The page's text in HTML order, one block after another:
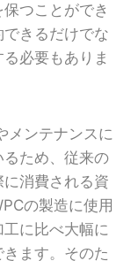
つことができ
きるだけでな
必要もありま
メンテナンスに
ため、従来の
消費される資
の製造に使用
に比べ大幅に
ます。そのた